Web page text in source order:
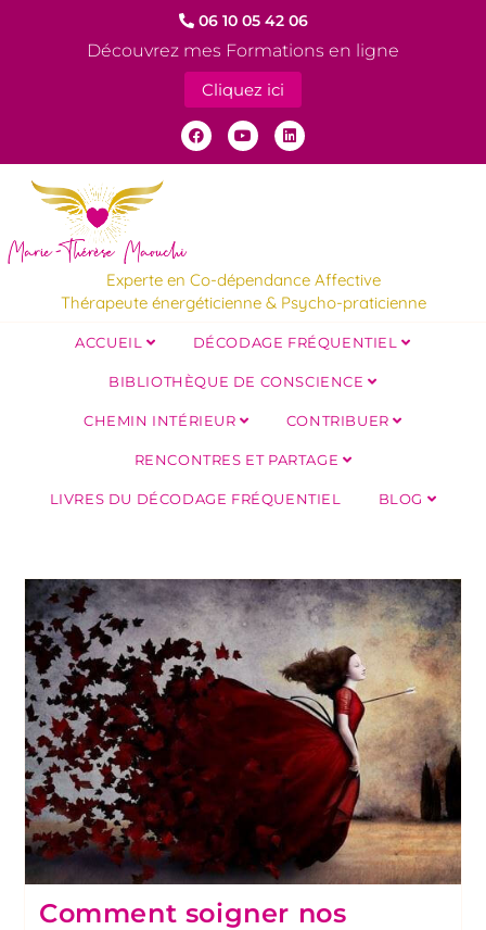
06 10 05 42 06
Découvrez mes Formations en ligne
Cliquez ici
Experte en Co-dépendance Affective
Thérapeute énergéticienne & Psycho-praticienne
ACCUEIL DÉCODAGE FRÉQUENTIEL
BIBLIOTHÈQUE DE CONSCIENCE
CHEMIN INTÉRIEUR CONTRIBUER
RENCONTRES ET PARTAGE
LIVRES DU DÉCODAGE FRÉQUENTIEL BLOG
Comment soigner nos